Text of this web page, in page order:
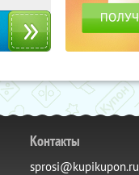
Контакты
sprosi@kupikupon.ru